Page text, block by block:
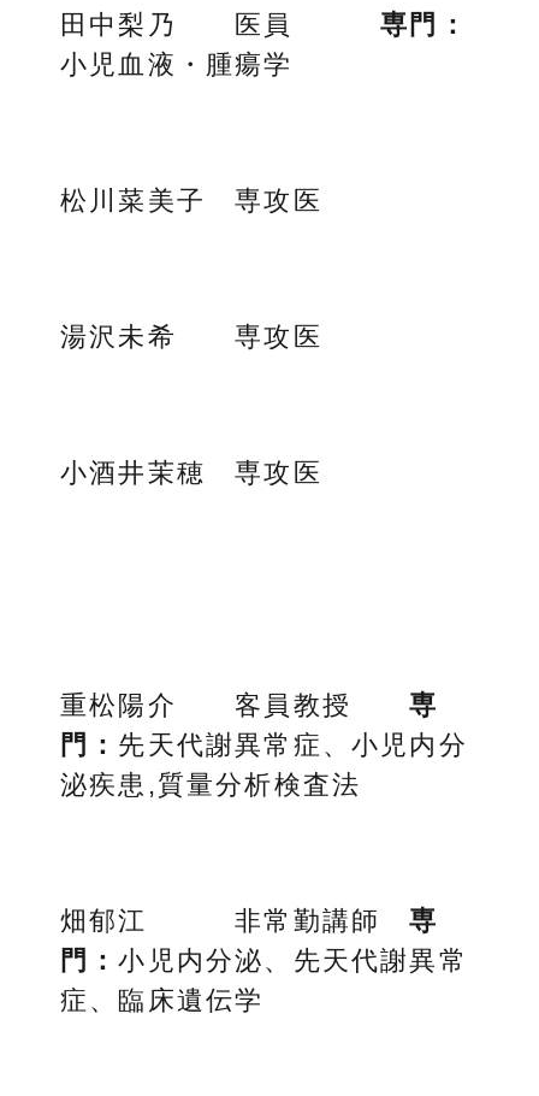
田中梨乃 医員専門：
小児血液・腫瘍学
松川菜美子 専攻医
湯沢未希 専攻医
小酒井茉穂 専攻医
重松陽介 客員教授専
門： 先天代謝異常症、小児内分
泌疾患,質量分析検査法
畑郁江 非常勤講師専
門：小児内分泌、先天代謝異常
症、臨床遺伝学